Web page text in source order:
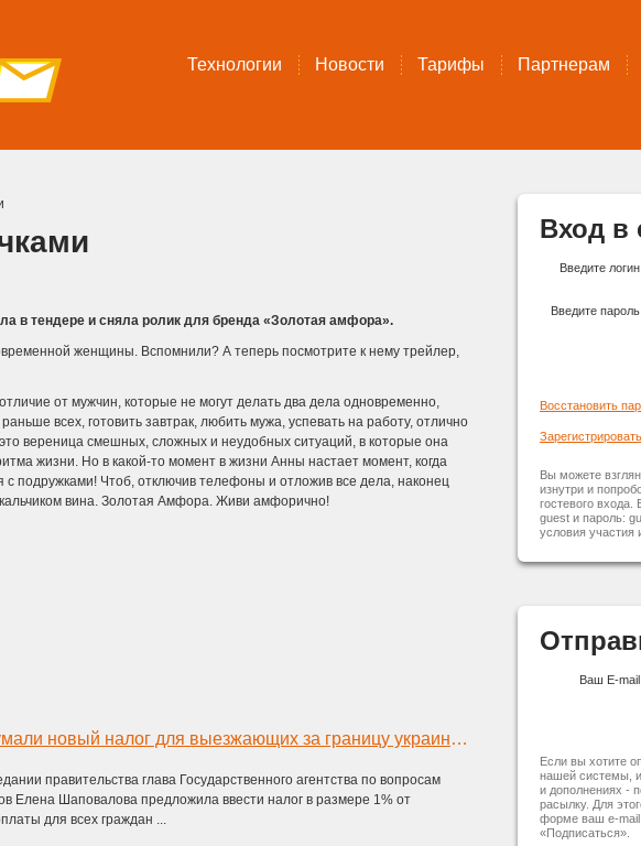
Технологии Новости Тарифы Партнерам
в тендере и сняла ролик для бренда «Золотая амфора».
женщины. Вспомнили? А теперь посмотрите к нему трейлер,
от мужчин, которые не могут делать два дела одновременно,
всех, готовить завтрак, любить мужа, успевать на работу, отлично
вереница смешных, сложных и неудобных ситуаций, в которые она
жизни. Но в какой-то момент в жизни Анны настает момент, когда
с подружками! Чтоб, отключив телефоны и отложив все дела, наконец
вина. Золотая Амфора. Живи амфорично!
Власти придумали новый налог для выезжающих за границу украинцев – Ъ
правительства глава Государственного агентства по вопросам
Елена Шаповалова предложила ввести налог в размере 1% от
для всех граждан ...
Вход в
Введите логин:
Введите пароль:
Восстановить
Вы можете
изнутри и
гостевого
guest и пароль:
условия участия
Ваш E-mail:
Если вы хотите
нашей системы,
и дополнениях -
расылку. Для
форме ваш e-mail
«Подписаться».